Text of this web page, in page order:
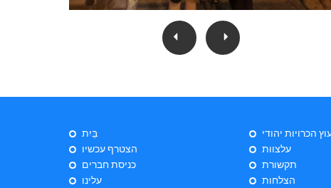
בַּיִת
הצטרף עכשיו
כניסת חברים
עלינו
הכרויות יהודי
עלצוות
תקשורת
הצלחות